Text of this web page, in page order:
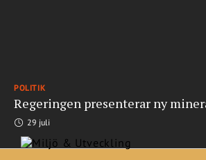
POLITIK
Regeringen presenterar ny
29 juli